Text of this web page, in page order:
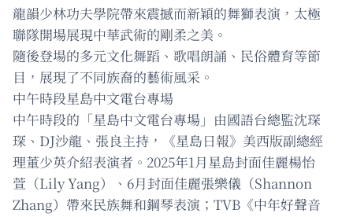
龍韻少林功夫學院帶來震撼而新穎的舞獅表演，太極
聯隊開場展現中華武術的剛柔之美。
隨後登場的多元文化舞蹈、歌唱朗誦、民俗體育等節
目，展現了不同族裔的藝術風采。
中午時段星島中文電台專場
中午時段的「星島中文電台專場」由國語台總監沈琛
琛、DJ沙龍、張良主持，《星島日報》美西版副總經
理董少英介紹表演者。2025年1月星島封面佳麗楊怡
萱（Lily Yang）、6月封面佳麗張樂儀（Shannon
Zhang）帶來民族舞和鋼琴表演；TVB《中年好聲音